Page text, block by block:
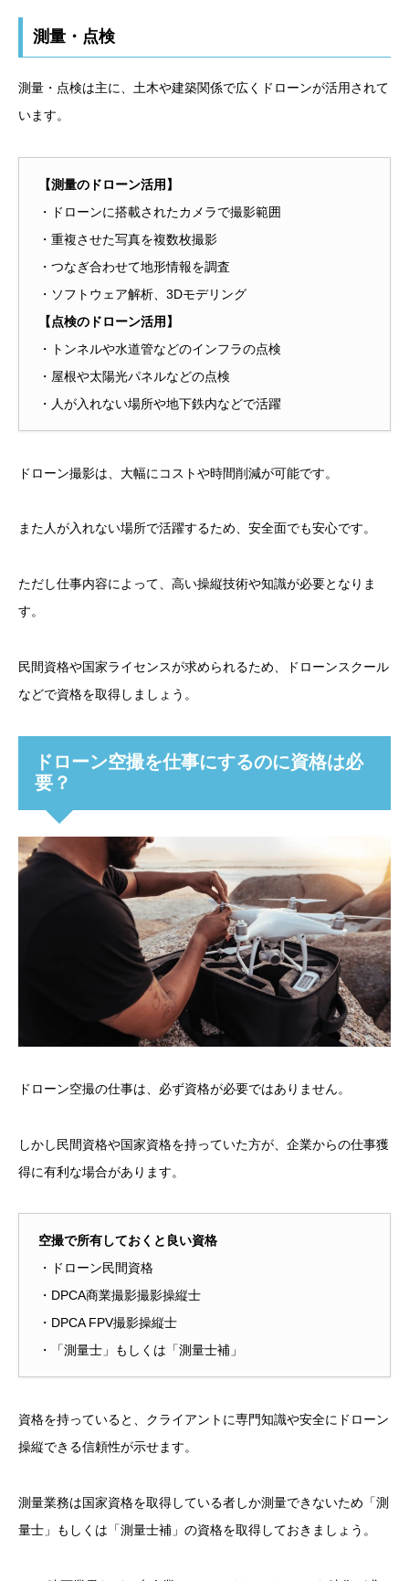
測量・点検
測量・点検は主に、土木や建築関係で広くドローンが活用されて
います。
【測量のドローン活用】
・ドローンに搭載されたカメラで撮影範囲
・重複させた写真を複数枚撮影
・つなぎ合わせて地形情報を調査
・ソフトウェア解析、3Dモデリング
【点検のドローン活用】
・トンネルや水道管などのインフラの点検
・屋根や太陽光パネルなどの点検
・人が入れない場所や地下鉄内などで活躍
ドローン撮影は、大幅にコストや時間削減が可能です。
また人が入れない場所で活躍するため、安全面でも安心です。
ただし仕事内容によって、高い操縦技術や知識が必要となりま
す。
民間資格や国家ライセンスが求められるため、ドローンスクール
などで資格を取得しましょう。
ドローン空撮を仕事にするのに資格は必
要？
ドローン空撮の仕事は、必ず資格が必要ではありません。
しかし民間資格や国家資格を持っていた方が、企業からの仕事獲
得に有利な場合があります。
空撮で所有しておくと良い資格
・ドローン民間資格
・DPCA商業撮影撮影操縦士
・DPCA FPV撮影操縦士
・「測量士」もしくは「測量士補」
資格を持っていると、クライアントに専門知識や安全にドローン
操縦できる信頼性が示せます。
測量業務は国家資格を取得している者しか測量できないため「測
量士」もしくは「測量士補」の資格を取得しておきましょう。